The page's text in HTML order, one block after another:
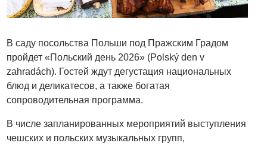
В саду посольства Польши под Пражским Градом
пройдет «Польский день 2026» (Polský den v
zahradách). Гостей ждут дегустация национальных
блюд и деликатесов, а также богатая
сопроводительная программа.
В числе запланированных мероприятий выступления
чешских и польских музыкальных групп,